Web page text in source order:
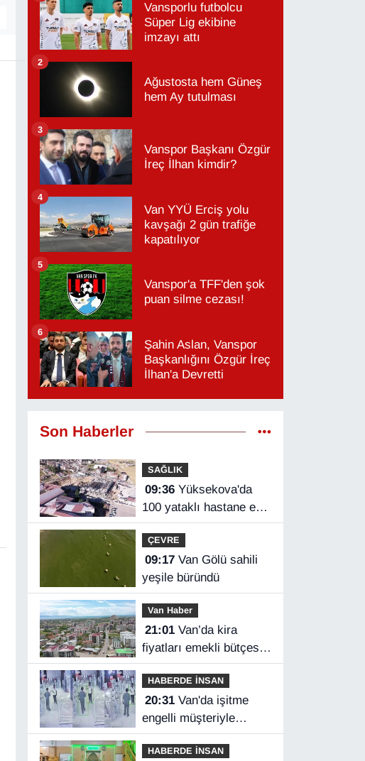
Vansporlu futbolcu
Süper Lig ekibine
imzayı attı
Ağustosta hem Güneş
hem Ay tutulması
2
Vanspor Başkanı Özgür
İreç İlhan kimdir?
3
Van YYÜ Erciş yolu
kavşağı 2 gün trafiğe
kapatılıyor
4
Vanspor'a TFF'den şok
puan silme cezası!
5
Şahin Aslan, Vanspor
Başkanlığını Özgür İreç
İlhan'a Devretti
6
Son Haberler
SAĞLIK
09:36Yüksekova'da
100 yataklı hastane ek
binası yükseliyor
ÇEVRE
09:17Van Gölü sahili
yeşile büründü
Van Haber
21:01Van’da kira
fiyatları emekli bütçesini
zorluyor
HABERDE İNSAN
20:31Van'da işitme
engelli müşteriyle
halaylı pazarlık
gülümsetti
HABERDE İNSAN